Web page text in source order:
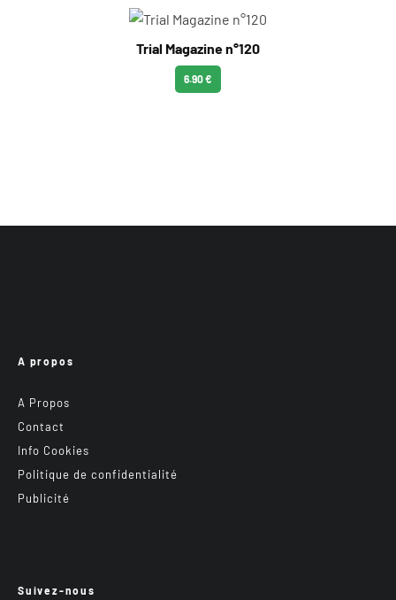
Trial Magazine n°120
6.90 €
A propos
A Propos
Contact
Info Cookies
Politique de confidentialité
Publicité
Suivez-nous